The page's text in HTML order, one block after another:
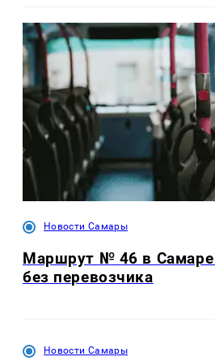
Новости Самары
Маршрут № 46 в Самаре
без перевозчика
Новости Самары